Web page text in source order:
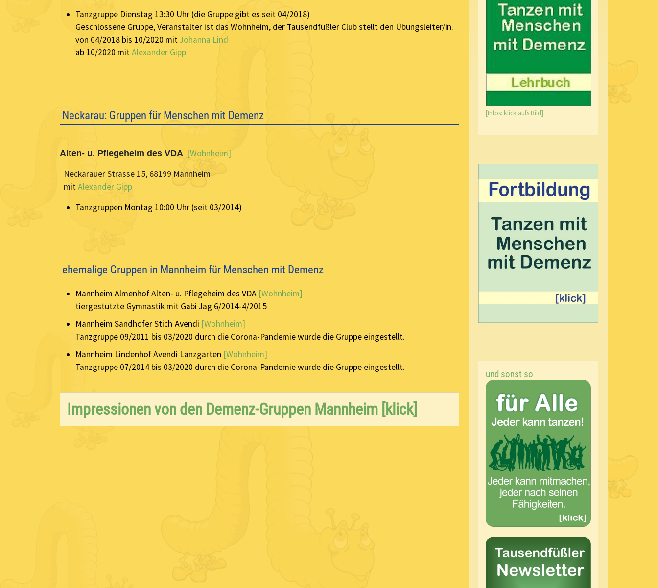
Tanzgruppe Dienstag 13:30 Uhr (die Gruppe gibt es seit 04/2018)
Geschlossene Gruppe, Veranstalter ist das Wohnheim, der Tausendfüßler Club stellt den Übungsleiter/in.
von 04/2018 bis 10/2020 mitJohanna Lind
ab 10/2020 mitAlexander Gipp
Neckarau: Gruppen für Menschen mit Demenz
Alten- u. Pflegeheim des VDA [Wohnheim]
Neckarauer Strasse 15, 68199 Mannheim
mitAlexander Gipp
Tanzgruppen Montag 10:00 Uhr (seit 03/2014)
ehemalige Gruppen in Mannheim für Menschen mit Demenz
Mannheim Almenhof Alten- u. Pflegeheim des VDA [Wohnheim]
tiergestützte Gymnastik mit Gabi Jag 6/2014-4/2015
Mannheim Sandhofer Stich Avendi [Wohnheim]
Tanzgruppe 09/2011 bis 03/2020 durch die Corona-Pandemie wurde die Gruppe eingestellt.
Mannheim Lindenhof Avendi Lanzgarten [Wohnheim]
Tanzgruppe 07/2014 bis 03/2020 durch die Corona-Pandemie wurde die Gruppe eingestellt.
Impressionen von den Demenz-Gruppen Mannheim [klick]
[Infos: klick aufs Bild]
und sonst so